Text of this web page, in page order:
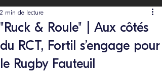
"Ruck & Roule" | Aux côtés
du RCT, Fortil s’engage pour
le Rugby Fauteuil
2 min de lecture